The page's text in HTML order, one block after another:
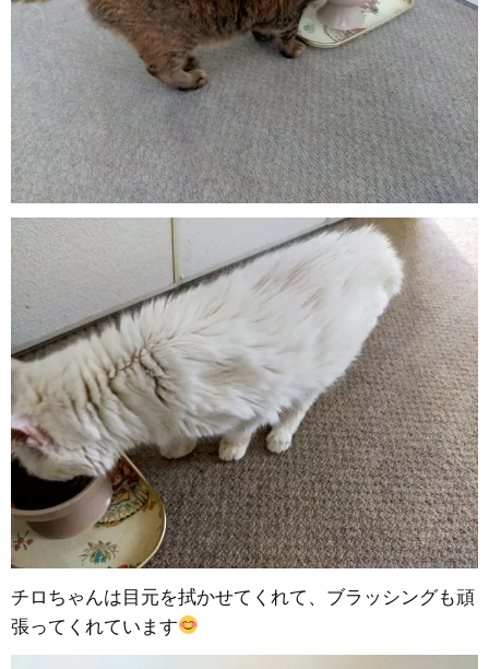
チロちゃんは目元を拭かせてくれて、ブラッシングも頑
張ってくれています